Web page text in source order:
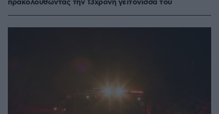
πρακολουθώντας την 13χρονη γειτόνισσα του